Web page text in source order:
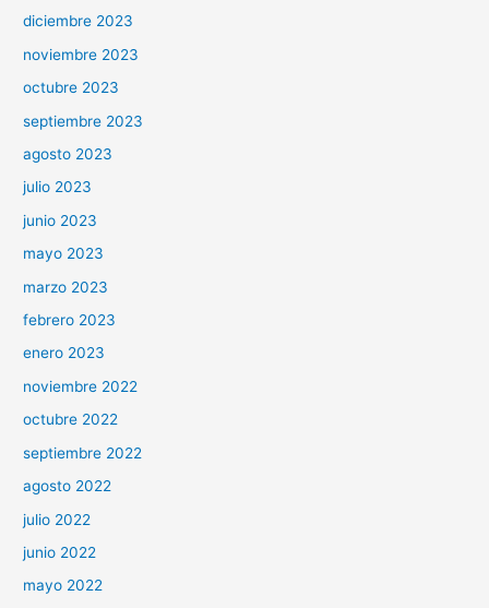
diciembre 2023
noviembre 2023
octubre 2023
septiembre 2023
agosto 2023
julio 2023
junio 2023
mayo 2023
marzo 2023
febrero 2023
enero 2023
noviembre 2022
octubre 2022
septiembre 2022
agosto 2022
julio 2022
junio 2022
mayo 2022